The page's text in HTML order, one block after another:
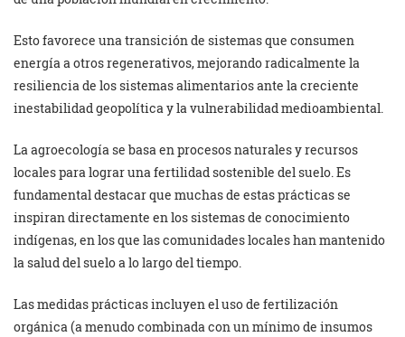
Esto favorece una transición de sistemas que consumen
energía a otros regenerativos, mejorando radicalmente la
resiliencia de los sistemas alimentarios ante la creciente
inestabilidad geopolítica y la vulnerabilidad medioambiental.
La agroecología se basa en procesos naturales y recursos
locales para lograr una fertilidad sostenible del suelo. Es
fundamental destacar que muchas de estas prácticas se
inspiran directamente en los sistemas de conocimiento
indígenas, en los que las comunidades locales han mantenido
la salud del suelo a lo largo del tiempo.
Las medidas prácticas incluyen el uso de fertilización
orgánica (a menudo combinada con un mínimo de insumos